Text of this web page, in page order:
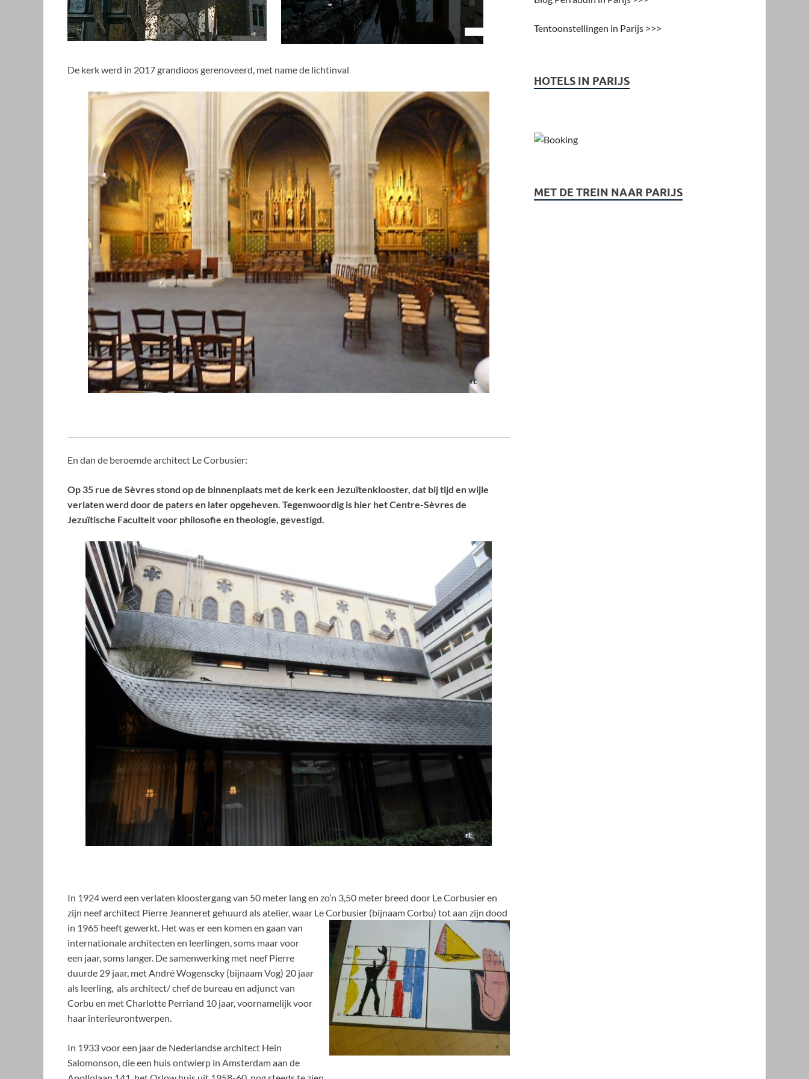
De kerk werd in 2017 grandioos gerenoveerd, met name de lichtinval
En dan de beroemde architect Le Corbusier:
Op 35 rue de Sèvres stond op de binnenplaats met de kerk een Jezuïtenklooster, dat bij tijd en wijle
verlaten werd door de paters en later opgeheven. Tegenwoordig is hier het Centre-Sèvres de
Jezuïtische Faculteit voor philosofie en theologie, gevestigd.
In 1924 werd een verlaten kloostergang van 50 meter lang en zo’n 3,50 meter breed door Le Corbusier en
zijn neef architect Pierre Jeanneret gehuurd als atelier, waar Le Corbusier (bijnaam Corbu) tot aan zijn dood
in 1965 heeft gewerkt. Het was er een komen en gaan van
internationale architecten en leerlingen, soms maar voor
een jaar, soms langer. De samenwerking met neef Pierre
duurde 29 jaar, met André Wogenscky (bijnaam Vog) 20 jaar
als leerling, als architect/ chef de bureau en adjunct van
Corbu en met Charlotte Perriand 10 jaar, voornamelijk voor
haar interieurontwerpen.
In 1933 voor een jaar de Nederlandse architect Hein
Salomonson, die een huis ontwierp in Amsterdam aan de
Tentoonstellingen in Parijs >>>
HOTELS IN PARIJS
MET DE TREIN NAAR PARIJS